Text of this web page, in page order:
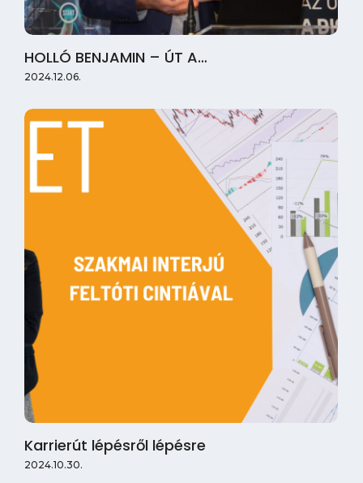
HOLLÓ BENJAMIN – ÚT A…
2024.12.06.
Karrierút lépésről lépésre
2024.10.30.